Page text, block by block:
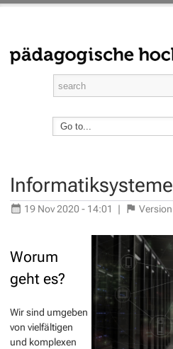
Informatiksysteme
19 Nov 2020 - 14:01 | Version
Worum
geht es?
Wir sind umgeben
von vielfältigen
und komplexen